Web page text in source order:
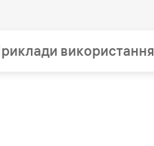
використання